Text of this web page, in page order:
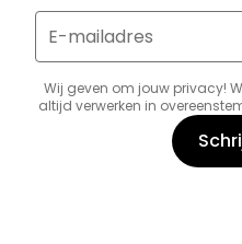
E-mailadres
Wij geven om jouw privacy!
altijd verwerken in